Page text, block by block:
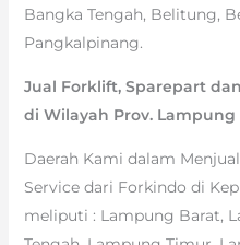
Bangka Tengah, Belitung,
Pangkalpinang.
Jual Forklift, Sparepart
di Wilayah Prov. Lampung
Daerah Kami dalam
Service dari Forkindo di
meliputi : Lampung Barat,